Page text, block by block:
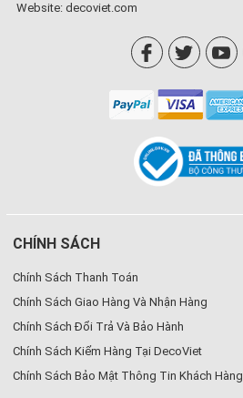
Website: decoviet.com
CHÍNH SÁCH
Chính Sách Thanh Toán
Chính Sách Giao Hàng Và Nhận Hàng
Chính Sách Đổi Trả Và Bảo Hành
Chính Sách Kiểm Hàng Tại DecoViet
Chính Sách Bảo Mật Thông Tin Khách Hàng